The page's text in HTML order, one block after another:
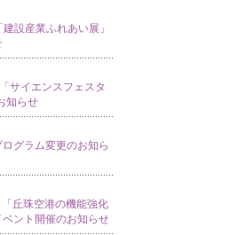
設産業ふれあい展」
サイエンスフェスタ
知らせ
グラム変更のお知ら
丘珠空港の機能強化
ント開催のお知らせ